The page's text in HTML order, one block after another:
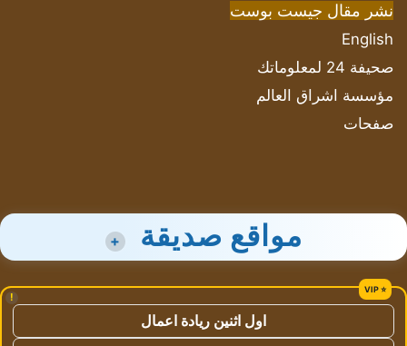
نشر مقال جيست بوست
English
صحيفة 24 لمعلوماتك
مؤسسة اشراق العالم
صفحات
مواقع صديقة +
!
اول اثنين ريادة اعمال